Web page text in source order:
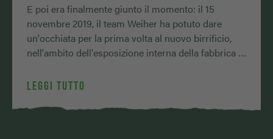
E poi era finalmente giunto il momento: il 15
novembre 2019, il team Weiher ha potuto dare
un'occhiata per la prima volta al nuovo birrificio,
nell'ambito dell'esposizione interna della fabbrica di
LEGGI TUTTO